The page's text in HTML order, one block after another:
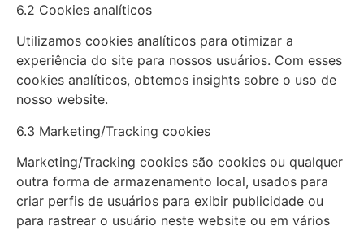
6.2 Cookies analíticos
Utilizamos cookies analíticos para otimizar a
experiência do site para nossos usuários. Com esses
cookies analíticos, obtemos insights sobre o uso de
nosso website.
6.3 Marketing/Tracking cookies
Marketing/Tracking cookies são cookies ou qualquer
outra forma de armazenamento local, usados para
criar perfis de usuários para exibir publicidade ou
para rastrear o usuário neste website ou em vários